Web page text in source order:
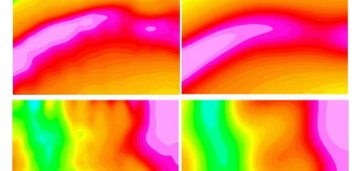
司
新
闻
于
我
们
公
司
简
联
系
我